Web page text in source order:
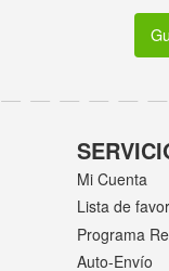
Mi Cuenta
Lista de
Programa
Auto-Envío